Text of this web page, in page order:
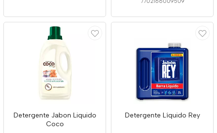
Detergente Jabon Liquido
Coco
Detergente Líquido Rey